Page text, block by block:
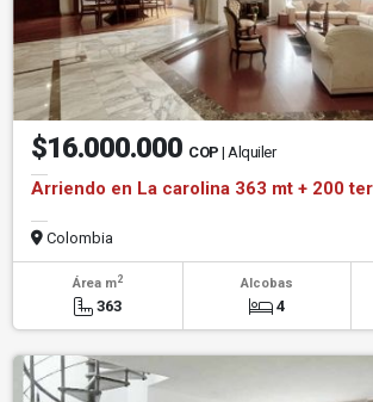
$16.000.000 COP | Alquiler
Arriendo en La carolina 363 mt + 200
Colombia
Área m2
363
Alcobas
4